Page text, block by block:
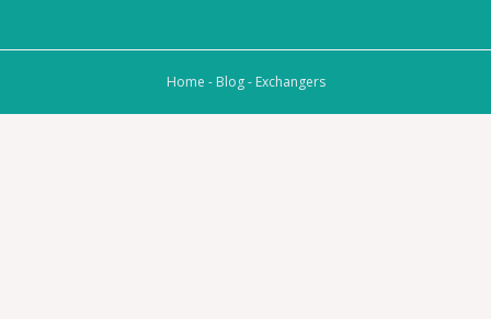
Home - Blog- Exchangers